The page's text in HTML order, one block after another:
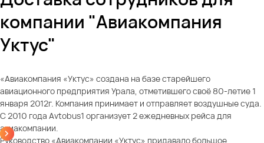
компании "Авиакомпания
Уктус"
«Авиакомпания «Уктус» создана на базе старейшего
авиационного предприятия Урала, отметившего своё 80-летие 1
января 2012г. Компания принимает и отправляет воздушные суда.
С 2010 года Avtobus1 организует 2 ежедневных рейса для
авиакомпании.
Руководство «Авиакомпании «Уктус» придавало большое